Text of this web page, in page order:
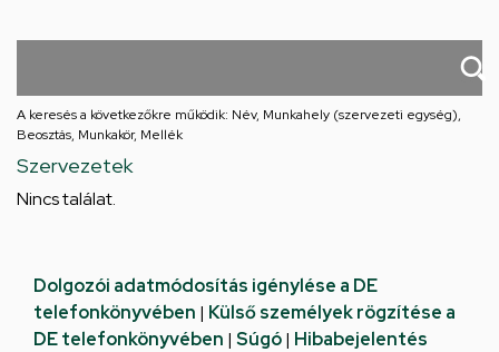
A keresés a következőkre működik: Név, Munkahely (szervezeti egység),
Beosztás, Munkakör, Mellék
Szervezetek
Nincs találat.
Dolgozói adatmódosítás igénylése a DE
telefonkönyvében | Külső személyek rögzítése a
DE telefonkönyvében | Súgó| Hibabejelentés